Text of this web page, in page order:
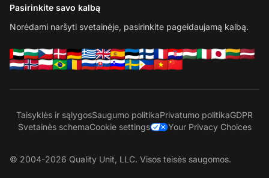
Pasirinkite savo kalbą
Norėdami naršyti svetainėje, pasirinkite pageidaujamą kalbą.
Taisyklės ir sąlygosSaugumo politikaPrivatumo politikaGDPR
Svetainės schemaCookie settings Your Privacy Choices
© 2004-2026 Quality Unit, LLC. Visos teisės saugomos.